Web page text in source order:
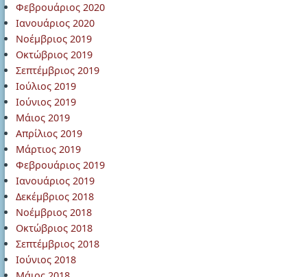
Φεβρουάριος 2020
Ιανουάριος 2020
Νοέμβριος 2019
Οκτώβριος 2019
Σεπτέμβριος 2019
Ιούλιος 2019
Ιούνιος 2019
Μάιος 2019
Απρίλιος 2019
Μάρτιος 2019
Φεβρουάριος 2019
Ιανουάριος 2019
Δεκέμβριος 2018
Νοέμβριος 2018
Οκτώβριος 2018
Σεπτέμβριος 2018
Ιούνιος 2018